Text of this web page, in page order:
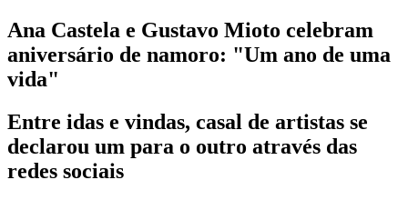
Ana Castela e Gustavo Mioto celebram
aniversário de namoro: "Um ano de uma
vida"
Entre idas e vindas, casal de artistas se
declarou um para o outro através das
redes sociais